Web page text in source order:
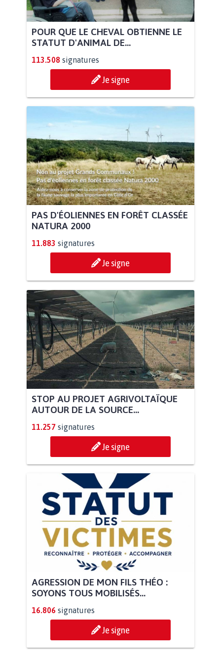
POUR QUE LE CHEVAL OBTIENNE LE
STATUT D'ANIMAL DE...
113.508 signatures
Je signe
PAS D'ÉOLIENNES EN FORÊT CLASSÉE
NATURA 2000
11.883 signatures
Je signe
STOP AU PROJET AGRIVOLTAÏQUE
AUTOUR DE LA SOURCE...
11.257 signatures
Je signe
AGRESSION DE MON FILS THÉO :
SOYONS TOUS MOBILISÉS...
16.806 signatures
Je signe